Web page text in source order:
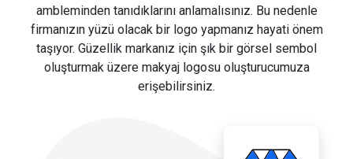
ambleminden tanıdıklarını anlamalısınız. Bu nedenle
firmanızın yüzü olacak bir logo yapmanız hayati önem
taşıyor. Güzellik markanız için şık bir görsel sembol
oluşturmak üzere makyaj logosu oluşturucumuza
erişebilirsiniz.